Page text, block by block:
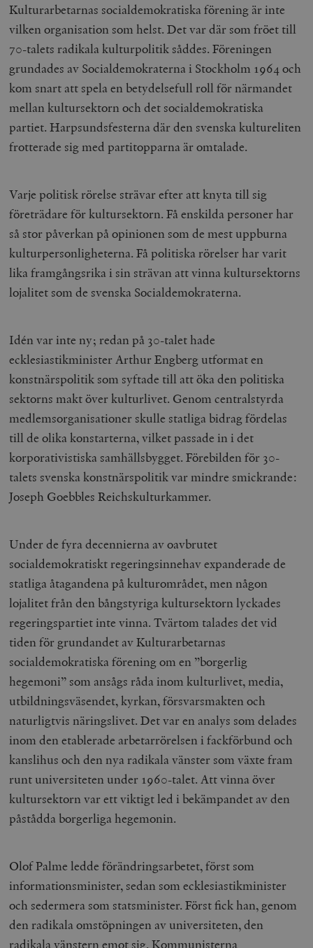
Kulturarbetarnas socialdemokratiska förening är inte
vilken organisation som helst. Det var där som fröet till
70-talets radikala kulturpolitik såddes. Föreningen
grundades av Socialdemokraterna i Stockholm 1964 och
kom snart att spela en betydelsefull roll för närmandet
mellan kultursektorn och det socialdemokratiska
partiet. Harpsundsfesterna där den svenska kultureliten
frotterade sig med partitopparna är omtalade.
Varje politisk rörelse strävar efter att knyta till sig
företrädare för kultursektorn. Få enskilda personer har
så stor påverkan på opinionen som de mest uppburna
kulturpersonligheterna. Få politiska rörelser har varit
lika framgångsrika i sin strävan att vinna kultursektorns
lojalitet som de svenska Socialdemokraterna.
Idén var inte ny; redan på 30-talet hade
ecklesiastikminister Arthur Engberg utformat en
konstnärspolitik som syftade till att öka den politiska
sektorns makt över kulturlivet. Genom centralstyrda
medlemsorganisationer skulle statliga bidrag fördelas
till de olika konstarterna, vilket passade in i det
korporativistiska samhällsbygget. Förebilden för 30-
talets svenska konstnärspolitik var mindre smickrande:
Joseph Goebbles Reichskulturkammer.
Under de fyra decennierna av oavbrutet
socialdemokratiskt regeringsinnehav expanderade de
statliga åtagandena på kulturområdet, men någon
lojalitet från den bångstyriga kultursektorn lyckades
regeringspartiet inte vinna. Tvärtom talades det vid
tiden för grundandet av Kulturarbetarnas
socialdemokratiska förening om en ”borgerlig
hegemoni” som ansågs råda inom kulturlivet, media,
utbildningsväsendet, kyrkan, försvarsmakten och
naturligtvis näringslivet. Det var en analys som delades
inom den etablerade arbetarrörelsen i fackförbund och
kanslihus och den nya radikala vänster som växte fram
runt universiteten under 1960-talet. Att vinna över
kultursektorn var ett viktigt led i bekämpandet av den
påstådda borgerliga hegemonin.
Olof Palme ledde förändringsarbetet, först som
informationsminister, sedan som ecklesiastikminister
och sedermera som statsminister. Först fick han, genom
den radikala omstöpningen av universiteten, den
radikala vänstern emot sig. Kommunisterna